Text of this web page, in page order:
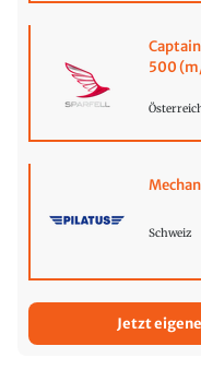
500
Schweiz
Jetzt